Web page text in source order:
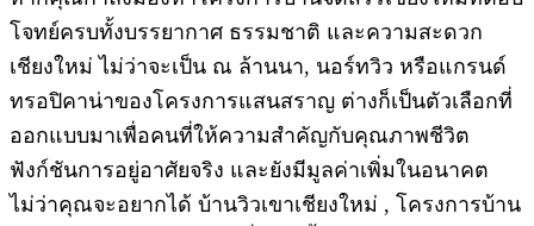
โจทย์ครบทั้งบรรยากาศ ธรรมชาติ และความสะดวก
เชียงใหม่ ไม่ว่าจะเป็น ณ ล้านนา, นอร์ทวิว หรือแกรนด์
ทรอปิคาน่าของโครงการแสนสราญ ต่างก็เป็นตัวเลือกที่
ออกแบบมาเพื่อคนที่ให้ความสำคัญกับคุณภาพชีวิต
ฟังก์ชันการอยู่อาศัยจริง และยังมีมูลค่าเพิ่มในอนาคต
ไม่ว่าคุณจะอยากได้ บ้านวิวเขาเชียงใหม่ , โครงการบ้าน